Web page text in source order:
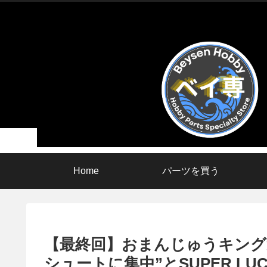
Home パーツを買う
【最終回】おまんじゅうキン